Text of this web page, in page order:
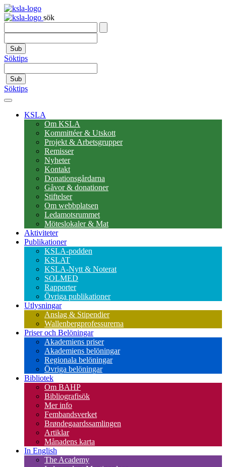
sök
Sub
Söktips
Sub
Söktips
KSLA
Om KSLA
Kommittéer & Utskott
Projekt & Arbetsgrupper
Remisser
Nyheter
Kontakt
Donationsgårdarna
Gåvor & donationer
Stiftelser
Om webbplatsen
Ledamotsrummet
Möteslokaler & Mat
Aktiviteter
Publikationer
KSLA-podden
KSLAT
KSLA-Nytt & Noterat
SOLMED
Rapporter
Övriga publikationer
Utlysningar
Anslag & Stipendier
Wallenbergprofessurerna
Priser och Belöningar
Akademiens priser
Akademiens belöningar
Regionala belöningar
Övriga belöningar
Bibliotek
Om BAHP
Bibliografisök
Mer info
Fembandsverket
Brøndegaardssamlingen
Artiklar
Månadens karta
In English
The Academy